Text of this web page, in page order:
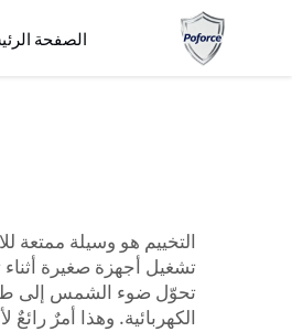
الصفحة
التخييم هو وسيلة ممتعة
تشغيل أجهزة صغيرة أثناء
تحوّل ضوء الشمس إلى
الكهربائية. وهذا أمرٌ